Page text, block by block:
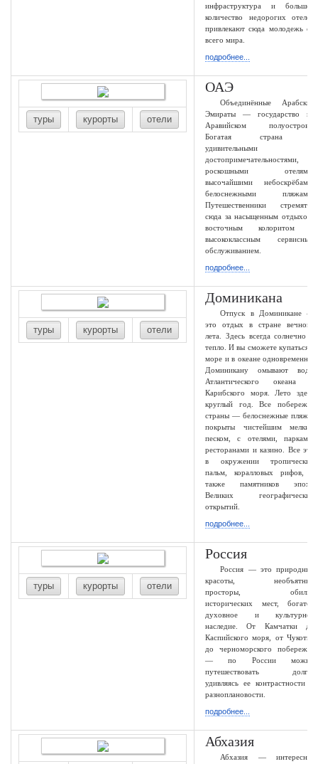
инфраструктура и большое
количество недорогих отелей
привлекают сюда молодежь со
всего мира.
подробнее...
туры курорты отели
ОАЭ
Объединённые Арабские
Эмираты — государство на
Аравийском полуострове.
Богатая страна с
удивительными
достопримечательностями,
роскошными отелями,
высочайшими небоскрёбами,
белоснежными пляжами.
Путешественники стремятся
сюда за насыщенным отдыхом,
восточным колоритом и
высококлассным сервисным
обслуживанием.
подробнее...
туры курорты отели
Доминикана
Отпуск в Доминикане —
это отдых в стране вечного
лета. Здесь всегда солнечно и
тепло. И вы сможете купаться в
море и в океане одновременно.
Доминикану омывают воды
Атлантического океана и
Карибского моря. Лето здесь
круглый год. Все побережье
страны — белоснежные пляжи,
покрыты чистейшим мелким
песком, с отелями, парками,
ресторанами и казино. Все это
в окружении тропических
пальм, коралловых рифов, а
также памятников эпохи
Великих географических
открытий.
подробнее...
туры курорты отели
Россия
Россия — это природные
красоты, необъятные
просторы, обилие
исторических мест, богатое
духовное и культурное
наследие. От Камчатки до
Каспийского моря, от Чукотки
до черноморского побережья
— по России можно
путешествовать долго,
удивляясь ее контрастности и
разноплановости.
подробнее...
Абхазия
Абхазия — интересная